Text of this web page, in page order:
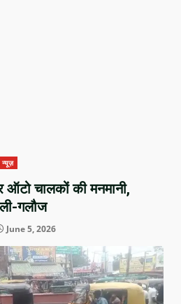
ऑटो चालकों की मनमानी,
गलौज
June 5, 2026